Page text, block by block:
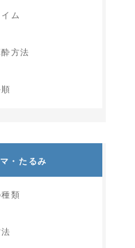
ム
方法
・たるみ
類